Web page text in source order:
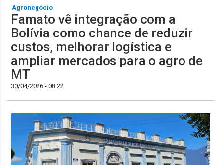
Agronegócio
Famato vê integração com a
Bolívia como chance de reduzir
custos, melhorar logística e
ampliar mercados para o agro de
MT
30/04/2026 - 08:22